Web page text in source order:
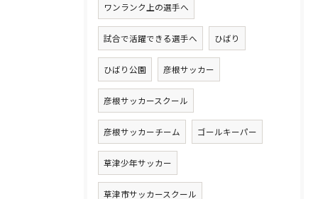
ワンランク上の選手へ
試合で活躍できる選手へ ひばり
ひばり公園 彦根サッカー
彦根サッカースクール
彦根サッカーチーム ゴールキーパー
草津少年サッカー
草津市サッカースクール